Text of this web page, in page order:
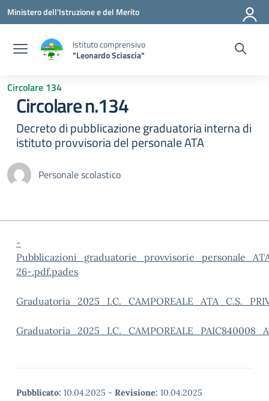
Vai ai contenuti
Vai al menu di navigazione
Vai al footer
Ministero dell'Istruzione e del Merito
Istituto comprensivo
"Leonardo Sciascia"
Circolare 134
Circolare n.134
Decreto di pubblicazione graduatoria interna di
istituto provvisoria del personale ATA
Personale scolastico
-
26-.pdf.pades
Pubblicato: 10.04.2025 - Revisione: 10.04.2025